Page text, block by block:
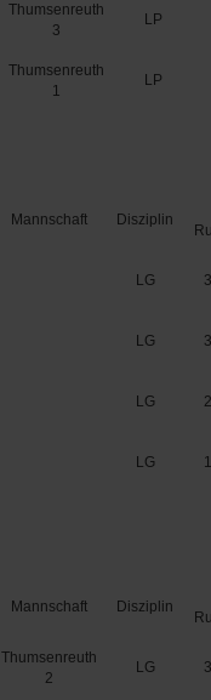
Thumsenreuth
3
LP
Thumsenreuth
1
LP
Mannschaft Disziplin
LG
LG
LG
LG
Mannschaft Disziplin
Thumsenreuth
2
LG